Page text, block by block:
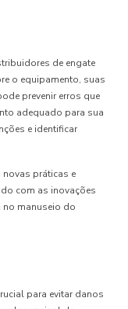
de engate
o equipamento, suas
prevenir erros que
adequado para sua
e identificar
práticas e
com as inovações
no manuseio do
para evitar danos